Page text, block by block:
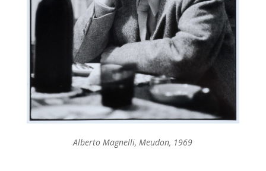
Alberto Magnelli, Meudon, 1969